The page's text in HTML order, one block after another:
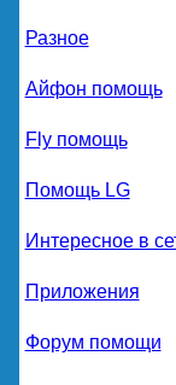
Разное
Айфон помощь
Fly помощь
Помощь LG
Интересное в
Приложения
Форум помощи